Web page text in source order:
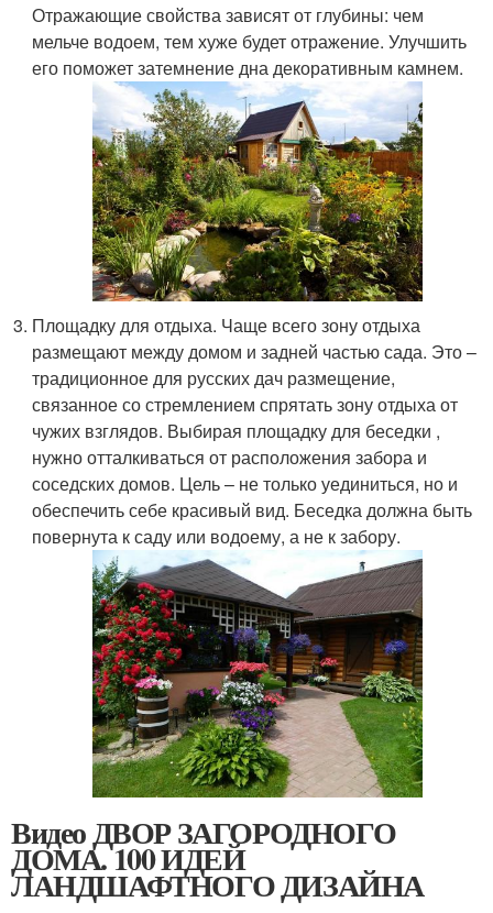
Отражающие свойства зависят от глубины: чем
мельче водоем, тем хуже будет отражение. Улучшить
его поможет затемнение дна декоративным камнем.
Площадку для отдыха. Чаще всего зону отдыха
размещают между домом и задней частью сада. Это –
традиционное для русских дач размещение,
связанное со стремлением спрятать зону отдыха от
чужих взглядов. Выбирая площадку для беседки ,
нужно отталкиваться от расположения забора и
соседских домов. Цель – не только уединиться, но и
обеспечить себе красивый вид. Беседка должна быть
повернута к саду или водоему, а не к забору.
Видео ДВОР ЗАГОРОДНОГО
ДОМА. 100 ИДЕЙ
ЛАНДШАФТНОГО ДИЗАЙНА